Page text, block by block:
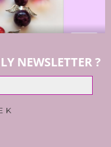
NEWSLETTER ?